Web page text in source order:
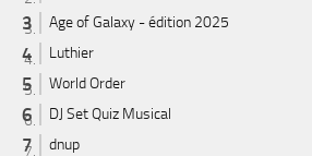
Age of Galaxy - édition 2025
Luthier
World Order
DJ Set Quiz Musical
dnup